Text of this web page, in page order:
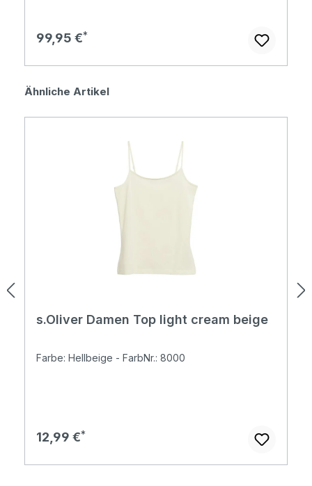
Regulärer Preis:
99,95 €
Produktgalerie überspringen
Ähnliche Artikel
s.Oliver Damen Top light cream beige
Farbe: Hellbeige - FarbNr.: 8000
Regulärer Preis:
12,99 €